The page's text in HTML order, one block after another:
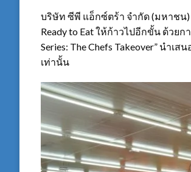
บริษัท ซีพี แอ็กซ์ตร้า จำกัด (มหาชน
Ready to Eat ให้ก้าวไปอีกขั้น ด้วย
Series: The Chefs Takeover” น
เท่านั้น